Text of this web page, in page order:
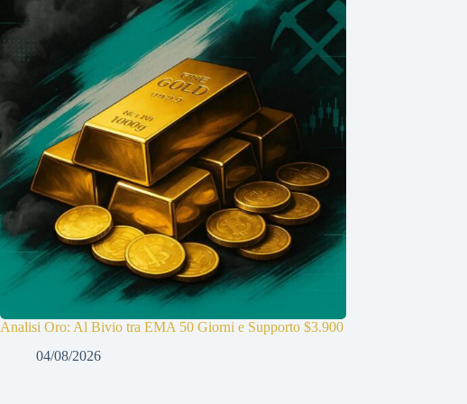
Analisi Oro: Al Bivio tra EMA 50 Giorni e Supporto $3.900
04/08/2026